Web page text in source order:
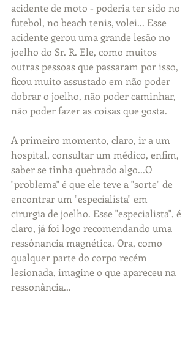
acidente de moto - poderia ter sido no
futebol, no beach tenis, volei... Esse
acidente gerou uma grande lesão no
joelho do Sr. R. Ele, como muitos
outras pessoas que passaram por isso,
ficou muito assustado em não poder
dobrar o joelho, não poder caminhar,
não poder fazer as coisas que gosta.
A primeiro momento, claro, ir a um
hospital, consultar um médico, enfim,
saber se tinha quebrado algo...O
"problema" é que ele teve a "sorte" de
encontrar um "especialista" em
cirurgia de joelho. Esse "especialista", é
claro, já foi logo recomendando uma
ressônancia magnética. Ora, como
qualquer parte do corpo recém
lesionada, imagine o que apareceu na
ressonância...